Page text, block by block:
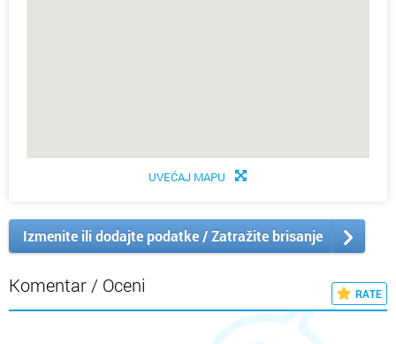
UVEĆAJ MAPU
Izmenite ili dodajte podatke / Zatražite brisanje
Komentar / Oceni RATE